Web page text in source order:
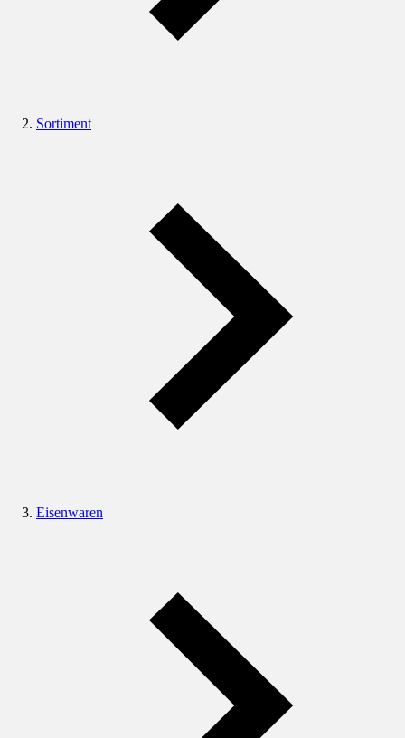
Sortiment
Eisenwaren